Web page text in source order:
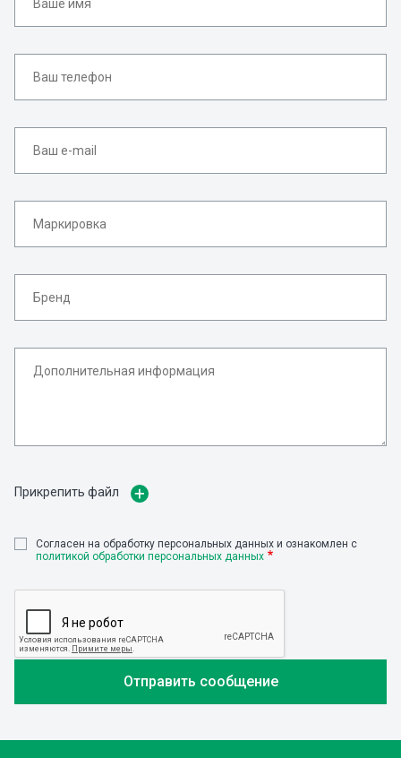
Прикрепить файл
Cогласен на обработку персональных данных и ознакомлен с
политикой обработки персональных данных